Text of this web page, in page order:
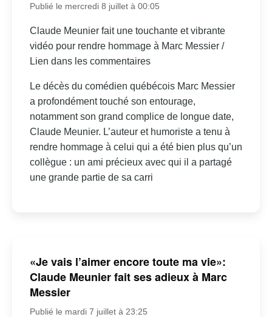
Publié le mercredi 8 juillet à 00:05
Claude Meunier fait une touchante et vibrante
vidéo pour rendre hommage à Marc Messier /
Lien dans les commentaires
Le décès du comédien québécois Marc Messier
a profondément touché son entourage,
notamment son grand complice de longue date,
Claude Meunier. L’auteur et humoriste a tenu à
rendre hommage à celui qui a été bien plus qu’un
collègue : un ami précieux avec qui il a partagé
une grande partie de sa carri
«Je vais l’aimer encore toute ma vie»:
Claude Meunier fait ses adieux à Marc
Messier
Publié le mardi 7 juillet à 23:25